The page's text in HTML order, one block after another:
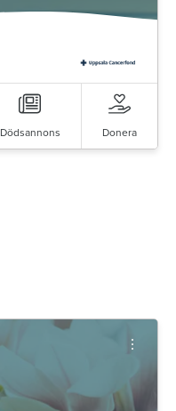
Dödsannons Donera